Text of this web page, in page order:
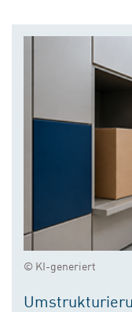
© KI-generiert